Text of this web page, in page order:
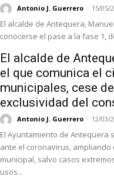
Antonio J. Guerrero - 15/05/
El alcalde de Antequera,
conocerse el pase a la fase 1,
El alcalde de
el que comunica el
municipales, cese
exclusividad del
Antonio J. Guerrero - 12/03/
El Ayuntamiento de Antequera
ante el coronavirus,
municipal, salvo casos
usos...